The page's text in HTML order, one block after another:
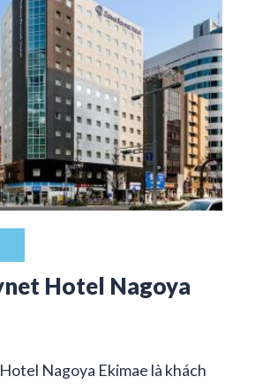
Hotel Nagoya
Nagoya Ekimae là khách